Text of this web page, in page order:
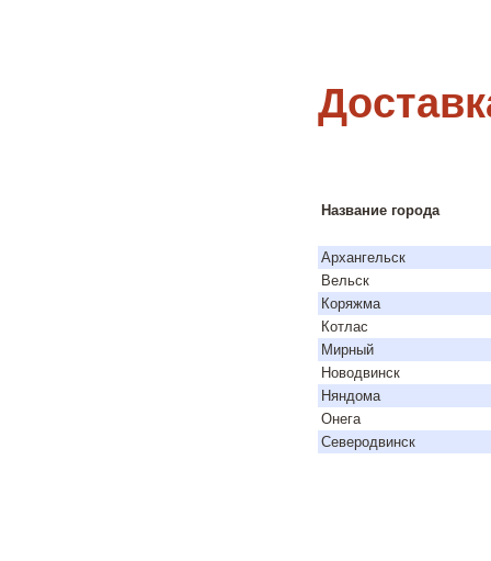
Название города
Архангельск
Вельск
Коряжма
Котлас
Мирный
Новодвинск
Няндома
Онега
Северодвинск